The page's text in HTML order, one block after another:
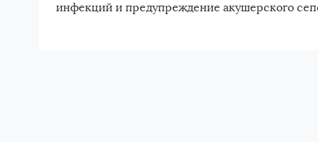
инфекций и предупреждение акушерского